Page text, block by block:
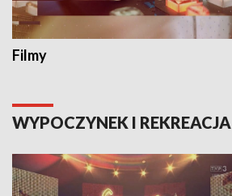
Filmy
WYPOCZYNEK I REKREACJA